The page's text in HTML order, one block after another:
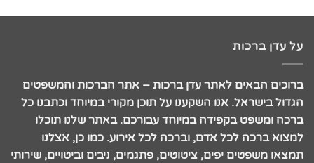
על עדן ברכות
ברוכים הבאים לאתר עדן ברכות – אתר הברכות והמשפטים
הגדול בישראל. אנו השקענו על תוכן מקורי במיוחד וכתבנו כל
ברכה ומשפט בקפידה במיוחד עבורכם. באתר שלנו תוכלו
למצוא ברכה לכל אדם, וברכה לכל אירוע. כמו כן, אצלנו
תמצאו משפטים יפים, ציטוטים, פתגמים, ניבים וביטויים, שירותי